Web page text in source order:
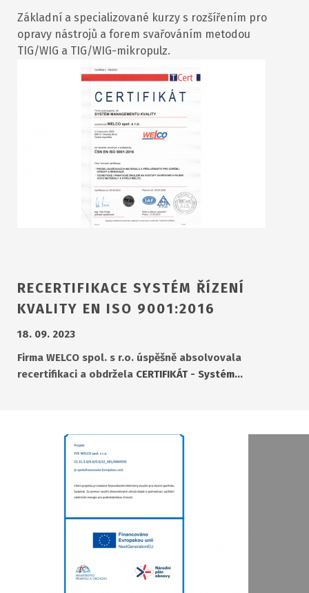
Základní a specializované kurzy s rozšířením pro
opravy nástrojů a forem svařováním metodou
TIG/WIG a TIG/WIG-mikropulz.
RECERTIFIKACE SYSTÉM ŘÍZENÍ
KVALITY EN ISO 9001:2016
18. 09. 2023
Firma WELCO spol. s r.o. úspěšně absolvovala
recertifikaci a obdržela CERTIFIKÁT - Systém…